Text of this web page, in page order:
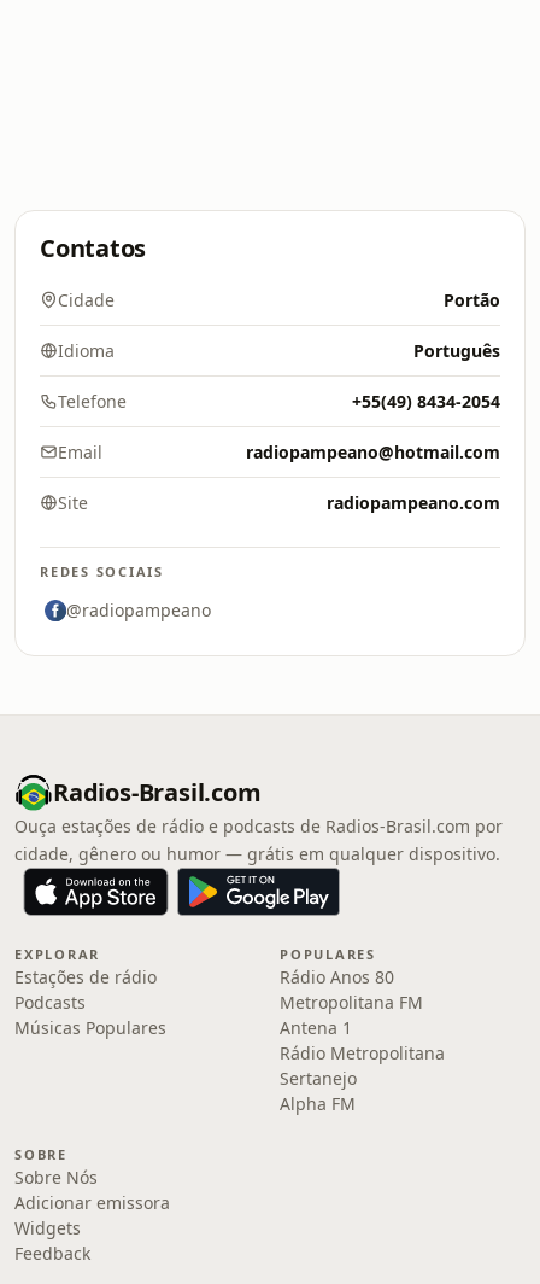
Contatos
Cidade Portão
Idioma Português
Telefone +55(49) 8434-2054
Email radiopampeano@hotmail.com
Site radiopampeano.com
REDES SOCIAIS
@radiopampeano
Radios-Brasil.com
Ouça estações de rádio e podcasts de Radios-Brasil.com por
cidade, gênero ou humor — grátis em qualquer dispositivo.
EXPLORAR
Estações de rádio
Podcasts
Músicas Populares
POPULARES
Rádio Anos 80
Metropolitana FM
Antena 1
Rádio Metropolitana
Sertanejo
Alpha FM
SOBRE
Sobre Nós
Adicionar emissora
Widgets
Feedback